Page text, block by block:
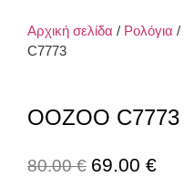
Αρχική σελίδα / Ρολόγια /
C7773
OOZOO C7773
80.00€ 69.00 €